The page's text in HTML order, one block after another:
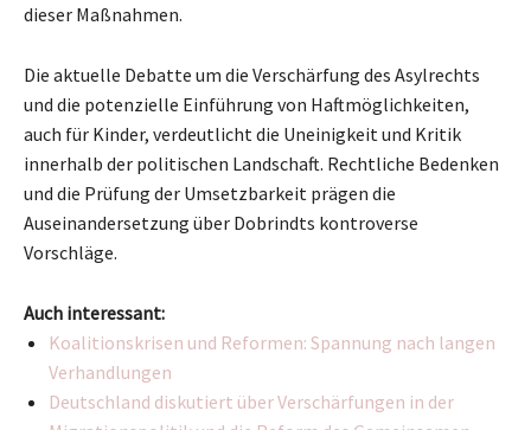
dieser Maßnahmen.
Die aktuelle Debatte um die Verschärfung des Asylrechts
und die potenzielle Einführung von Haftmöglichkeiten,
auch für Kinder, verdeutlicht die Uneinigkeit und Kritik
innerhalb der politischen Landschaft. Rechtliche Bedenken
und die Prüfung der Umsetzbarkeit prägen die
Auseinandersetzung über Dobrindts kontroverse
Vorschläge.
Auch interessant:
Koalitionskrisen und Reformen: Spannung nach langen
Verhandlungen
Deutschland diskutiert über Verschärfungen in der